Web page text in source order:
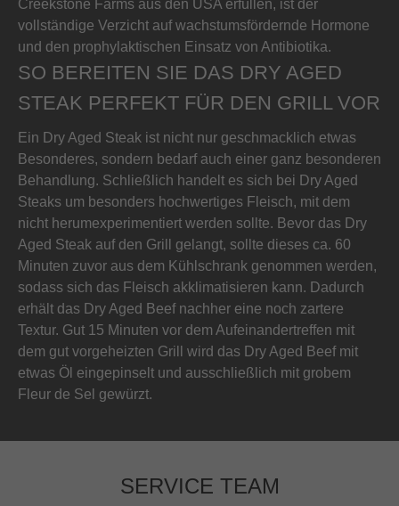
Creekstone Farms aus den USA erfüllen, ist der
vollständige Verzicht auf wachstumsfördernde Hormone
und den prophylaktischen Einsatz von Antibiotika.
SO BEREITEN SIE DAS DRY AGED
STEAK PERFEKT FÜR DEN GRILL VOR
Ein Dry Aged Steak ist nicht nur geschmacklich etwas
Besonderes, sondern bedarf auch einer ganz besonderen
Behandlung. Schließlich handelt es sich bei Dry Aged
Steaks um besonders hochwertiges Fleisch, mit dem
nicht herumexperimentiert werden sollte. Bevor das Dry
Aged Steak auf den Grill gelangt, sollte dieses ca. 60
Minuten zuvor aus dem Kühlschrank genommen werden,
sodass sich das Fleisch akklimatisieren kann. Dadurch
erhält das Dry Aged Beef nachher eine noch zartere
Textur. Gut 15 Minuten vor dem Aufeinandertreffen mit
dem gut vorgeheizten Grill wird das Dry Aged Beef mit
etwas Öl eingepinselt und ausschließlich mit grobem
Fleur de Sel gewürzt.
SERVICE TEAM